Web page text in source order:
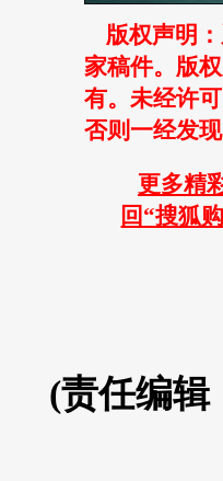
版权声明
家稿件。版
有。未经许
否则一经发
更多精
回“搜狐
(责任编辑